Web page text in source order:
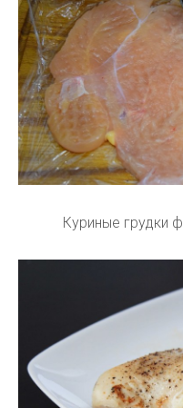
Куриные грудки